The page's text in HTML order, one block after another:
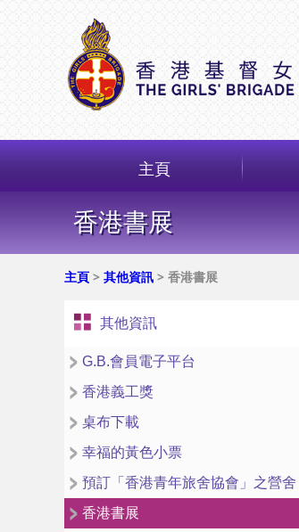
主頁
香港書展
主頁 > 其他資訊 > 香港書展
其他資訊
G.B.會員電子平台
香港義工獎
桌布下載
幸福的黃色小票
預訂「香港青年旅舍協會」之營舍
香港書展